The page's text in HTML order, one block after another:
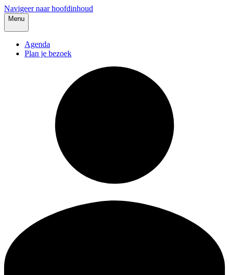
Navigeer naar hoofdinhoud
Menu
Agenda
Plan je bezoek